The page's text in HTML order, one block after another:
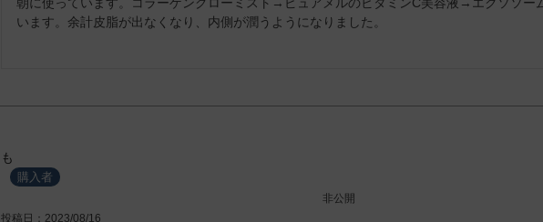
います。余計皮脂が出なくなり、内側が潤うようになりました。
も
購入者
非公開
投稿日
2023/08/16